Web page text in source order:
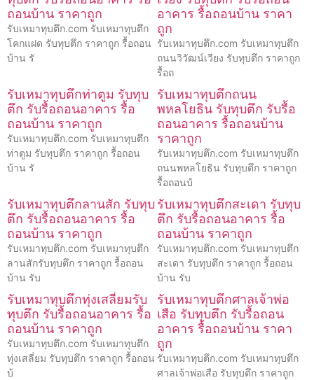
ถอนบ้าน ราคาถูก
รับเหมาทุบตึก.com รับเหมาทุบตึก
โคกแฝด รับทุบตึก ราคาถูก รื้อถอน
บ้าน รั
อาคาร รื้อถอนบ้าน ราคา
ถูก
รับเหมาทุบตึก.com รับเหมาทุบตึก
ถนนวิวัฒน์เวียง รับทุบตึก ราคาถูก
รื้อถ
รับเหมาทุบตึกท่าตูม รับทุบ
ตึก รับรื้อถอนอาคาร รื้อ
ถอนบ้าน ราคาถูก
รับเหมาทุบตึก.com รับเหมาทุบตึก
ท่าตูม รับทุบตึก ราคาถูก รื้อถอน
บ้าน รั
รับเหมาทุบตึกถนน
พหลโยธิน รับทุบตึก รับรื้อ
ถอนอาคาร รื้อถอนบ้าน
ราคาถูก
รับเหมาทุบตึก.com รับเหมาทุบตึก
ถนนพหลโยธิน รับทุบตึก ราคาถูก
รื้อถอนบ้
รับเหมาทุบตึกลานสัก รับทุบ
ตึก รับรื้อถอนอาคาร รื้อ
ถอนบ้าน ราคาถูก
รับเหมาทุบตึก.com รับเหมาทุบตึก
ลานสักรับทุบตึก ราคาถูก รื้อถอน
บ้าน รับ
รับเหมาทุบตึกสะเดา รับทุบ
ตึก รับรื้อถอนอาคาร รื้อ
ถอนบ้าน ราคาถูก
รับเหมาทุบตึก.com รับเหมาทุบตึก
สะเดา รับทุบตึก ราคาถูก รื้อถอน
บ้าน รับ
รับเหมาทุบตึกทุ่งเสลี่ยมรับ
ทุบตึก รับรื้อถอนอาคาร รื้อ
ถอนบ้าน ราคาถูก
รับเหมาทุบตึก.com รับเหมาทุบตึก
ทุ่งเสลี่ยม รับทุบตึก ราคาถูก รื้อถอน
บ้
รับเหมาทุบตึกศาลเจ้าพ่อ
เสือ รับทุบตึก รับรื้อถอน
อาคาร รื้อถอนบ้าน ราคา
ถูก
รับเหมาทุบตึก.com รับเหมาทุบตึก
ศาลเจ้าพ่อเสือ รับทุบตึก ราคาถูก